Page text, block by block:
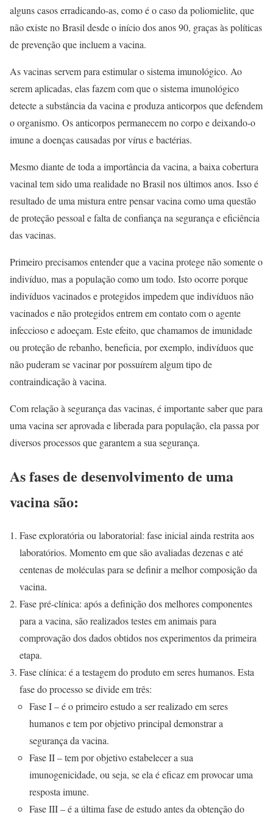
alguns casos erradicando-as, como é o caso da poliomielite, que
não existe no Brasil desde o início dos anos 90, graças às políticas
de prevenção que incluem a vacina.
As vacinas servem para estimular o sistema imunológico. Ao
serem aplicadas, elas fazem com que o sistema imunológico
detecte a substância da vacina e produza anticorpos que defendem
o organismo. Os anticorpos permanecem no corpo e deixando-o
imune a doenças causadas por vírus e bactérias.
Mesmo diante de toda a importância da vacina, a baixa cobertura
vacinal tem sido uma realidade no Brasil nos últimos anos. Isso é
resultado de uma mistura entre pensar vacina como uma questão
de proteção pessoal e falta de confiança na segurança e eficiência
das vacinas.
Primeiro precisamos entender que a vacina protege não somente o
indivíduo, mas a população como um todo. Isto ocorre porque
indivíduos vacinados e protegidos impedem que indivíduos não
vacinados e não protegidos entrem em contato com o agente
infeccioso e adoeçam. Este efeito, que chamamos de imunidade
ou proteção de rebanho, beneficia, por exemplo, indivíduos que
não puderam se vacinar por possuírem algum tipo de
contraindicação à vacina.
Com relação à segurança das vacinas, é importante saber que para
uma vacina ser aprovada e liberada para população, ela passa por
diversos processos que garantem a sua segurança.
As fases de desenvolvimento de uma
vacina são:
Fase exploratória ou laboratorial: fase inicial ainda restrita aos
laboratórios. Momento em que são avaliadas dezenas e até
centenas de moléculas para se definir a melhor composição da
vacina.
Fase pré-clínica: após a definição dos melhores componentes
para a vacina, são realizados testes em animais para
comprovação dos dados obtidos nos experimentos da primeira
etapa.
Fase clínica: é a testagem do produto em seres humanos. Esta
fase do processo se divide em três:
Fase I – é o primeiro estudo a ser realizado em seres
humanos e tem por objetivo principal demonstrar a
segurança da vacina.
Fase II – tem por objetivo estabelecer a sua
imunogenicidade, ou seja, se ela é eficaz em provocar uma
resposta imune.
Fase III – é a última fase de estudo antes da obtenção do